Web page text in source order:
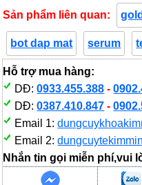
Sản phẩm liên quan:
bot dap mat serum
Hỗ trợ mua hàng:
DĐ:0933.455.388 -
DĐ:0387.410.847 -
Email 1:
Email 2:
Nhắn tin gọi miễn phí,vui